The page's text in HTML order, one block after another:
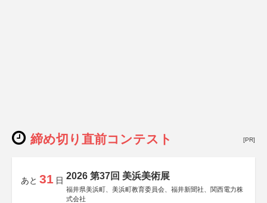
締め切り直前コンテスト [PR]
あと 31 日 2026 第37回 美浜美術展
福井県美浜町、美浜町教育委員会、福井新聞社、関西電力株
式会社